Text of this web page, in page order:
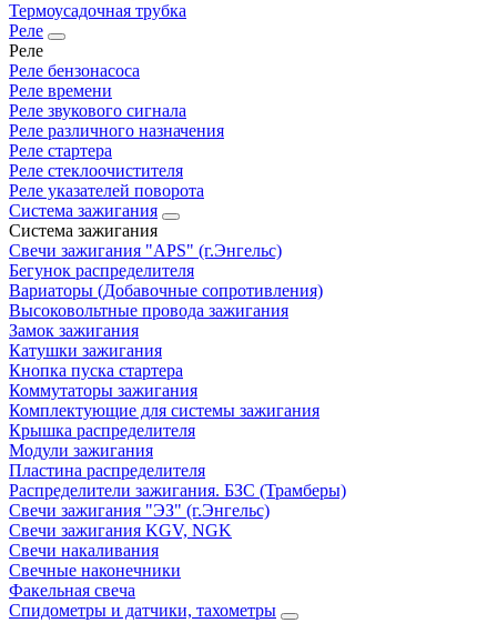
Термоусадочная трубка
Реле
Реле
Реле бензонасоса
Реле времени
Реле звукового сигнала
Реле различного назначения
Реле стартера
Реле стеклоочистителя
Реле указателей поворота
Система зажигания
Система зажигания
Свечи зажигания "APS" (г.Энгельс)
Бегунок распределителя
Вариаторы (Добавочные сопротивления)
Высоковольтные провода зажигания
Замок зажигания
Катушки зажигания
Кнопка пуска стартера
Коммутаторы зажигания
Комплектующие для системы зажигания
Крышка распределителя
Модули зажигания
Пластина распределителя
Распределители зажигания. БЗС (Трамберы)
Свечи зажигания "ЭЗ" (г.Энгельс)
Свечи зажигания KGV, NGK
Свечи накаливания
Свечные наконечники
Факельная свеча
Спидометры и датчики, тахометры